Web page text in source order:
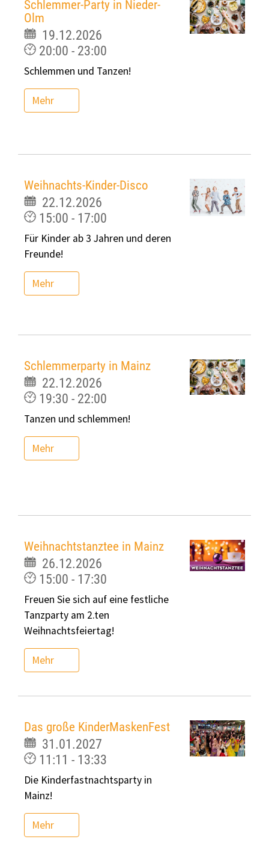
Schlemmer-Party in Nieder-
Olm
19.12.2026
20:00 - 23:00
Schlemmen und Tanzen!
Mehr
Weihnachts-Kinder-Disco
22.12.2026
15:00 - 17:00
Für Kinder ab 3 Jahren und deren
Freunde!
Mehr
Schlemmerparty in Mainz
22.12.2026
19:30 - 22:00
Tanzen und schlemmen!
Mehr
Weihnachtstanztee in Mainz
26.12.2026
15:00 - 17:30
Freuen Sie sich auf eine festliche
Tanzparty am 2.ten
Weihnachtsfeiertag!
Mehr
Das große KinderMaskenFest
31.01.2027
11:11 - 13:33
Die Kinderfastnachtsparty in
Mainz!
Mehr